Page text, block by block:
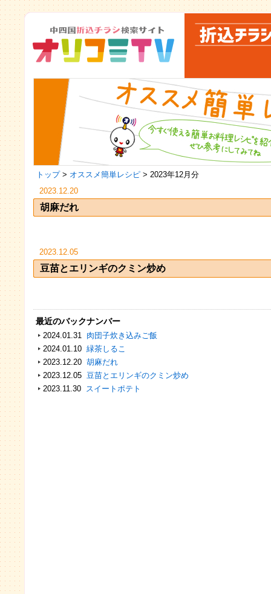
トップ> オススメ簡単レシピ > 2023年12月分
2023.12.20
胡麻だれ
2023.12.05
豆苗とエリンギのクミン炒め
最近のバックナンバー
2024.01.31 肉団子炊き込みご飯
2024.01.10 緑茶しるこ
2023.12.20 胡麻だれ
2023.12.05 豆苗とエリンギのクミン炒め
2023.11.30 スイートポテト